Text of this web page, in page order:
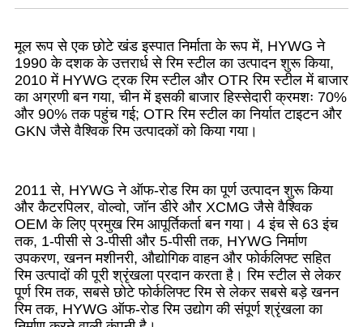
मूल रूप से एक छोटे खंड इस्पात निर्माता के रूप में, HYWG ने
1990 के दशक के उत्तरार्ध से रिम स्टील का उत्पादन शुरू किया,
2010 में HYWG ट्रक रिम स्टील और OTR रिम स्टील में बाजार
का अग्रणी बन गया, चीन में इसकी बाजार हिस्सेदारी क्रमशः 70%
और 90% तक पहुंच गई; OTR रिम स्टील का निर्यात टाइटन और
GKN जैसे वैश्विक रिम उत्पादकों को किया गया।
2011 से, HYWG ने ऑफ-रोड रिम का पूर्ण उत्पादन शुरू किया
और कैटरपिलर, वोल्वो, जॉन डीरे और XCMG जैसे वैश्विक
OEM के लिए प्रमुख रिम आपूर्तिकर्ता बन गया। 4 इंच से 63 इंच
तक, 1-पीसी से 3-पीसी और 5-पीसी तक, HYWG निर्माण
उपकरण, खनन मशीनरी, औद्योगिक वाहन और फोर्कलिफ्ट सहित
रिम उत्पादों की पूरी श्रृंखला प्रदान करता है। रिम स्टील से लेकर
पूर्ण रिम तक, सबसे छोटे फोर्कलिफ्ट रिम से लेकर सबसे बड़े खनन
रिम तक, HYWG ऑफ-रोड रिम उद्योग की संपूर्ण श्रृंखला का